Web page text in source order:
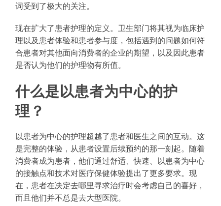
词受到了极大的关注。
现在扩大了患者护理的定义。卫生部门将其视为临床护
理以及患者体验和患者参与度，包括遇到的问题如何符
合患者对其他面向消费者的企业的期望，以及因此患者
是否认为他们的护理物有所值。
什么是以患者为中心的护
理？
以患者为中心的护理超越了患者和医生之间的互动。这
是完整的体验，从患者设置后续预约的那一刻起。随着
消费者成为患者，他们通过舒适、快速、以患者为中心
的接触点和技术对医疗保健体验提出了更多要求。现
在，患者在决定去哪里寻求治疗时会考虑自己的喜好，
而且他们并不总是去大型医院。